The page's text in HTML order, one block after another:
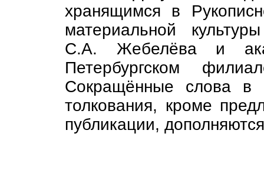
хранящимся в
материальной
С.А. Жебелёва и
Петербургском
Сокращённые слова в
толкования, кроме
публикации,